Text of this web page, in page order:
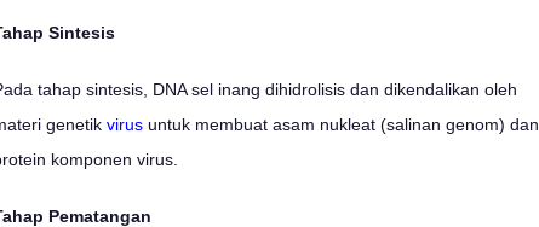
Sintesis
tahap sintesis, DNA sel inang dihidrolisis dan dikendalikan oleh
genetik virus untuk membuat asam nukleat (salinan genom) dan
komponen virus.
Pematangan